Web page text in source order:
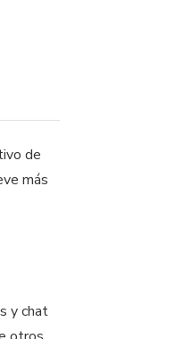
de
más
y chat